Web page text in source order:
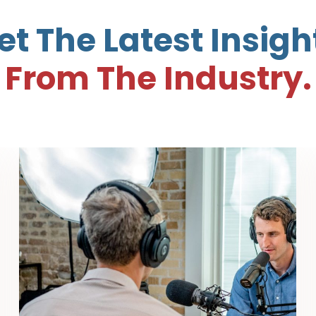
The Latest
From The Industry.